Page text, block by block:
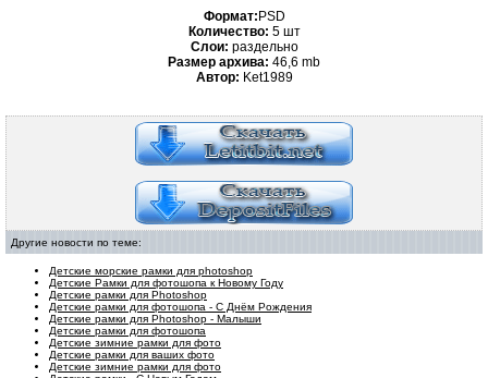
Формат: PSD
Количество: 5 шт
Слои: раздельно
Размер архива: 46,6 mb
Автор: Ket1989
Другие новости по теме:
Детские морские рамки для photoshop
Детские Рамки для фотошопа к Новому Году
Детские рамки для Photoshop
Детские рамки для фотошопа - С Днём Рождения
Детские рамки для Photoshop - Малыши
Детские рамки для фотошопа
Детские зимние рамки для фото
Детские рамки для ваших фото
Детские зимние рамки для фото